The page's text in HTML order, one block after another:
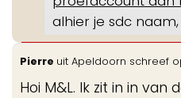
alhier je sdc
Pierre uit Apeldoorn schreef
Hoi M&L. Ik zit in in